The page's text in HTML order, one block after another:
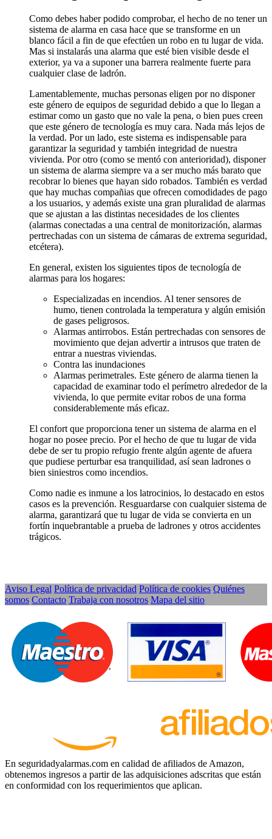
Como debes haber podido comprobar, el hecho de no tener un
sistema de alarma en casa hace que se transforme en un
blanco fácil a fin de que efectúen un robo en tu lugar de vida.
Mas si instalarás una alarma que esté bien visible desde el
exterior, ya va a suponer una barrera realmente fuerte para
cualquier clase de ladrón.
Lamentablemente, muchas personas eligen por no disponer
este género de equipos de seguridad debido a que lo llegan a
estimar como un gasto que no vale la pena, o bien pues creen
que este género de tecnología es muy cara. Nada más lejos de
la verdad. Por un lado, este sistema es indispensable para
garantizar la seguridad y también integridad de nuestra
vivienda. Por otro (como se mentó con anterioridad), disponer
un sistema de alarma siempre va a ser mucho más barato que
recobrar lo bienes que hayan sido robados. También es verdad
que hay muchas compañias que ofrecen comodidades de pago
a los usuarios, y además existe una gran pluralidad de alarmas
que se ajustan a las distintas necesidades de los clientes
(alarmas conectadas a una central de monitorización, alarmas
pertrechadas con un sistema de cámaras de extrema seguridad,
etcétera).
En general, existen los siguientes tipos de tecnología de
alarmas para los hogares:
Especializadas en incendios. Al tener sensores de
humo, tienen controlada la temperatura y algún emisión
de gases peligrosos.
Alarmas antirrobos. Están pertrechadas con sensores de
movimiento que dejan advertir a intrusos que traten de
entrar a nuestras viviendas.
Contra las inundaciones
Alarmas perimetrales. Este género de alarma tienen la
capacidad de examinar todo el perímetro alrededor de la
vivienda, lo que permite evitar robos de una forma
considerablemente más eficaz.
El confort que proporciona tener un sistema de alarma en el
hogar no posee precio. Por el hecho de que tu lugar de vida
debe de ser tu propio refugio frente algún agente de afuera
que pudiese perturbar esa tranquilidad, así sean ladrones o
bien siniestros como incendios.
Como nadie es inmune a los latrocinios, lo destacado en estos
casos es la prevención. Resguardarse con cualquier sistema de
alarma, garantizará que tu lugar de vida se convierta en un
fortín inquebrantable a prueba de ladrones y otros accidentes
trágicos.
Aviso Legal Política de privacidad Política de cookies Quiénes
somos Contacto Trabaja con nosotros Mapa del sitio
En seguridadyalarmas.com en calidad de afiliados de Amazon,
obtenemos ingresos a partir de las adquisiciones adscritas que están
en conformidad con los requerimientos que aplican.